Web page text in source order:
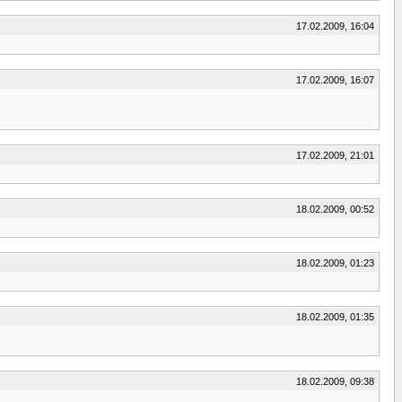
17.02.2009, 16:04
17.02.2009, 16:07
17.02.2009, 21:01
18.02.2009, 00:52
18.02.2009, 01:23
18.02.2009, 01:35
18.02.2009, 09:38